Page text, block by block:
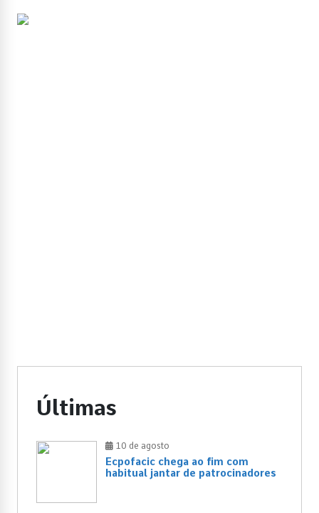
Últimas
10 de agosto
Ecpofacic chega ao fim com
habitual jantar de patrocinadores